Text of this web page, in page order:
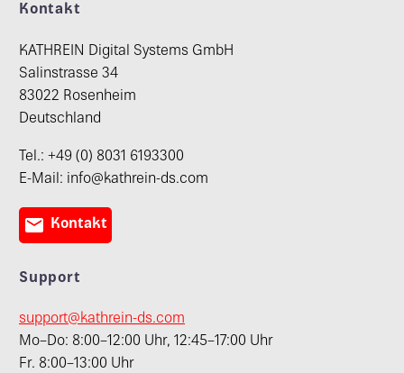
Kontakt
KATHREIN Digital Systems GmbH
Salinstrasse 34
83022 Rosenheim
Deutschland
Tel.: +49 (0) 8031 6193300
E-Mail: info@kathrein-ds.com
 Kontakt
Support
support@kathrein-ds.com
Mo–Do: 8:00–12:00 Uhr, 12:45–17:00 Uhr
Fr. 8:00–13:00 Uhr